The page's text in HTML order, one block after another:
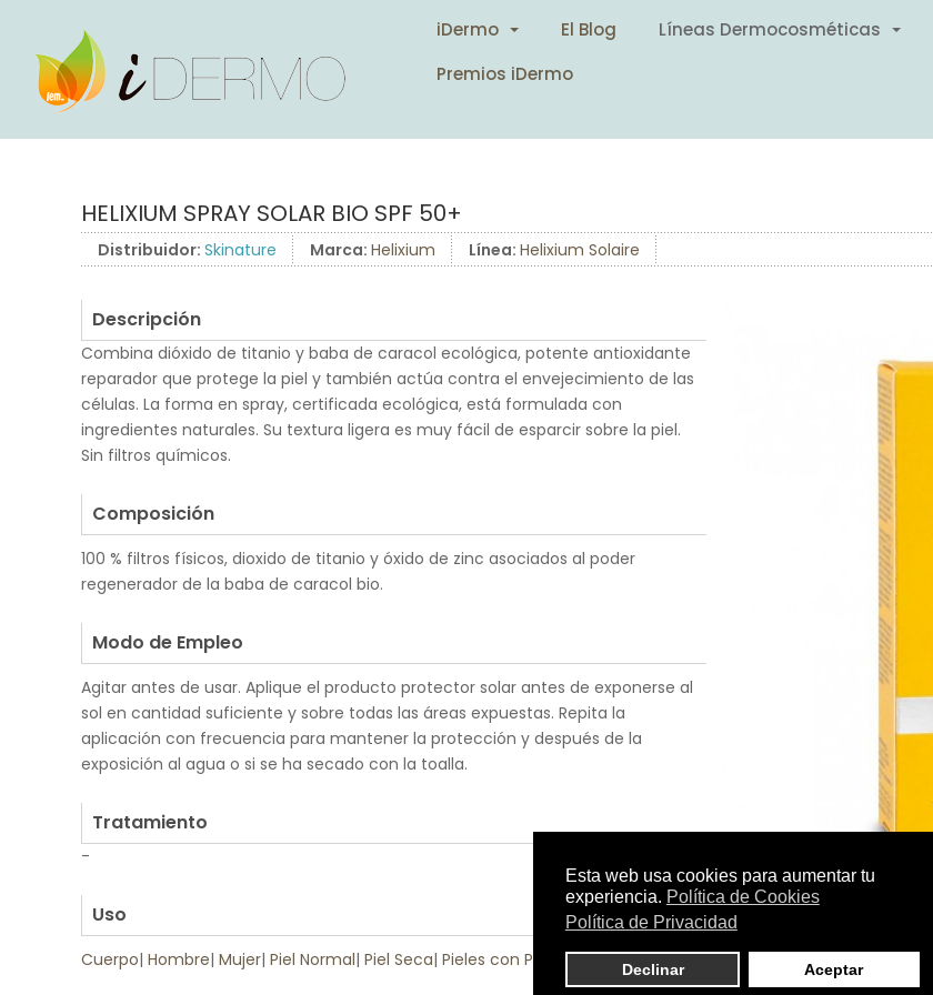
iDermo El Blog Líneas Dermocosméticas
Premios iDermo
HELIXIUM SPRAY SOLAR BIO SPF 50+
Distribuidor: Skinature Marca: Helixium Línea: Helixium Solaire
Tamaño:
Descripción
Combina dióxido de titanio y baba de caracol ecológica, potente antioxidante
reparador que protege la piel y también actúa contra el envejecimiento de las
células. La forma en spray, certificada ecológica, está formulada con
ingredientes naturales. Su textura ligera es muy fácil de esparcir sobre la piel.
Sin filtros químicos.
Composición
100 % filtros físicos, dioxido de titanio y óxido de zinc asociados al poder
regenerador de la baba de caracol bio.
Modo de Empleo
Agitar antes de usar. Aplique el producto protector solar antes de exponerse al
sol en cantidad suficiente y sobre todas las áreas expuestas. Repita la
aplicación con frecuencia para mantener la protección y después de la
exposición al agua o si se ha secado con la toalla.
Tratamiento
-
Uso
Cuerpo| Hombre| Mujer| Piel Normal| Piel Seca| Pieles con Problemas